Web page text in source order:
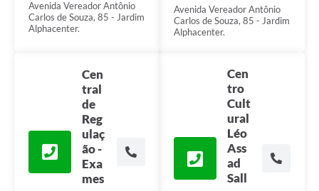
Parcerias com Organização da Sociedade Civil (OSC)
Conselhos Municipais
Cartas de Serviço ao Usuário
Principal
Galeria de Fotos
Avenida Vereador Antônio
Carlos de Souza, 85 - Jardim
Alphacenter.
Avenida Vereador Antônio
Carlos de Souza, 85 - Jardim
Alphacenter.
Cen
tral
de
Reg
ulaç
ão -
Exa
mes
Cen
tro
Cult
ural
Léo
Ass
ad
Sall